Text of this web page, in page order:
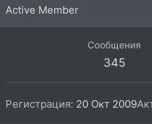
Active Member
Сообщения
345
Регистрация 20 Окт 2009